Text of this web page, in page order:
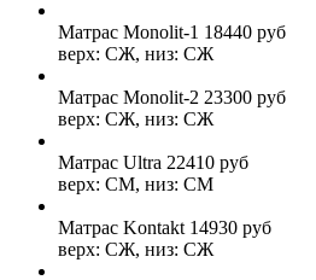
Матрас Monolit-1 18440 руб
верх: СЖ, низ: СЖ
Матрас Monolit-2 23300 руб
верх: СЖ, низ: СЖ
Матрас Ultra 22410 руб
верх: СМ, низ: СМ
Матрас Kontakt 14930 руб
верх: СЖ, низ: СЖ